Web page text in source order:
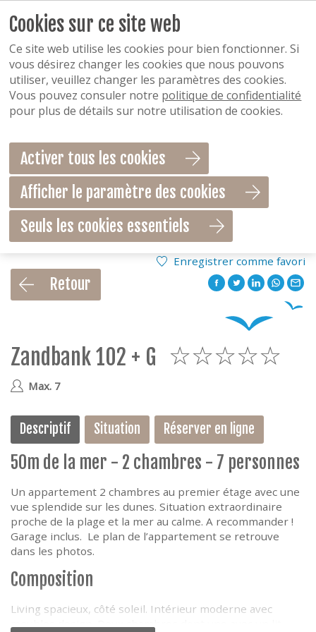
Enregistrer comme favori
Retour
Zandbank 102 + G
Max. 7
Descriptif Situation Réserver en ligne
50m de la mer - 2 chambres - 7 personnes
Un appartement 2 chambres au premier étage avec une
vue splendide sur les dunes. Situation extraordinaire
proche de la plage et la mer au calme. A recommander !
Garage inclus. Le plan de l’appartement se retrouve
dans les photos.
Composition
Living spacieux, côté soleil. Intérieur moderne avec
Cookies sur ce site web
Ce site web utilise les cookies pour bien fonctionner. Si
vous désirez changer les cookies que nous pouvons
utiliser, veuillez changer les paramètres des cookies.
Vous pouvez consuler notre politique de confidentialité
pour plus de détails sur notre utilisation de cookies.
Activer tous les cookies
Afficher le paramètre des cookies
Seuls les cookies essentiels